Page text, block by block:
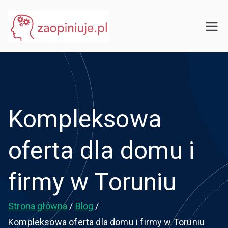
treści
Kompleksowa
oferta dla domu i
firmy w Toruniu
Strona główna
Blog
Kompleksowa oferta dla domu i firmy w Toruniu